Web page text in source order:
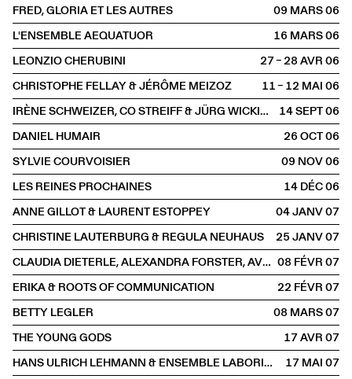
FRED, GLORIA ET LES AUTRES
09 MARS2006
L'ENSEMBLE AEQUATUOR
16 MARS2006
LEONZIO CHERUBINI
27 – 28 AVR2006
CHRISTOPHE FELLAY & JÉRÔME MEIZOZ
11 – 12 MAI2006
IRÈNE SCHWEIZER, CO STREIFF & JÜRG WICKIHALDER
14 SEPT2006
DANIEL HUMAIR
26 OCT2006
SYLVIE COURVOISIER
09 NOV2006
LES REINES PROCHAINES
14 DÉC2006
ANNE GILLOT & LAURENT ESTOPPEY
04 JANV2007
CHRISTINE LAUTERBURG & REGULA NEUHAUS
25 JANV2007
CLAUDIA DIETERLE, ALEXANDRA FORSTER, AVIER HAGEN, NORBERT GÜNTHER 08 FÉVR2007
ERIKA & ROOTS OF COMMUNICATION
22 FÉVR2007
BETTY LEGLER
08 MARS2007
THE YOUNG GODS
17 AVR2007
HANS ULRICH LEHMANN & ENSEMBLE LABORINTUS
17 MAI2007